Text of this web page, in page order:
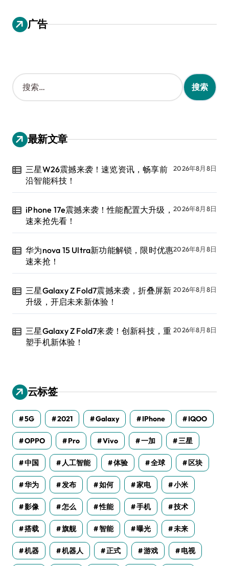
广告
搜
索
：
最新文章
三星W26震撼来袭！速览资讯，畅享前
沿智能科技！
2026年8月8日
iPhone 17e震撼来袭！性能配置大升级，
速来抢先看！
2026年8月8日
华为nova 15 Ultra新功能解锁，限时优惠
速来抢！
2026年8月8日
三星Galaxy Z Fold7震撼来袭，折叠屏新
升级，开启未来新体验！
2026年8月8日
三星Galaxy Z Fold7来袭！创新科技，重
塑手机新体验！
2026年8月8日
云标签
5G 2021 Galaxy IPhone IQOO
OPPO Pro Vivo 一加 三星
中国 人工智能 体验 全球 区块
华为 发布 如何 家电 小米
影像 怎么 性能 手机 技术
搭载 旗舰 智能 曝光 未来
机器 机器人 正式 游戏 电视